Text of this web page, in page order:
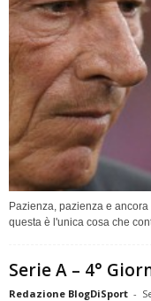
Pazienza, pazienza e
questa è l'unica cosa che
Serie A – 4°
Redazione BlogDiSport -